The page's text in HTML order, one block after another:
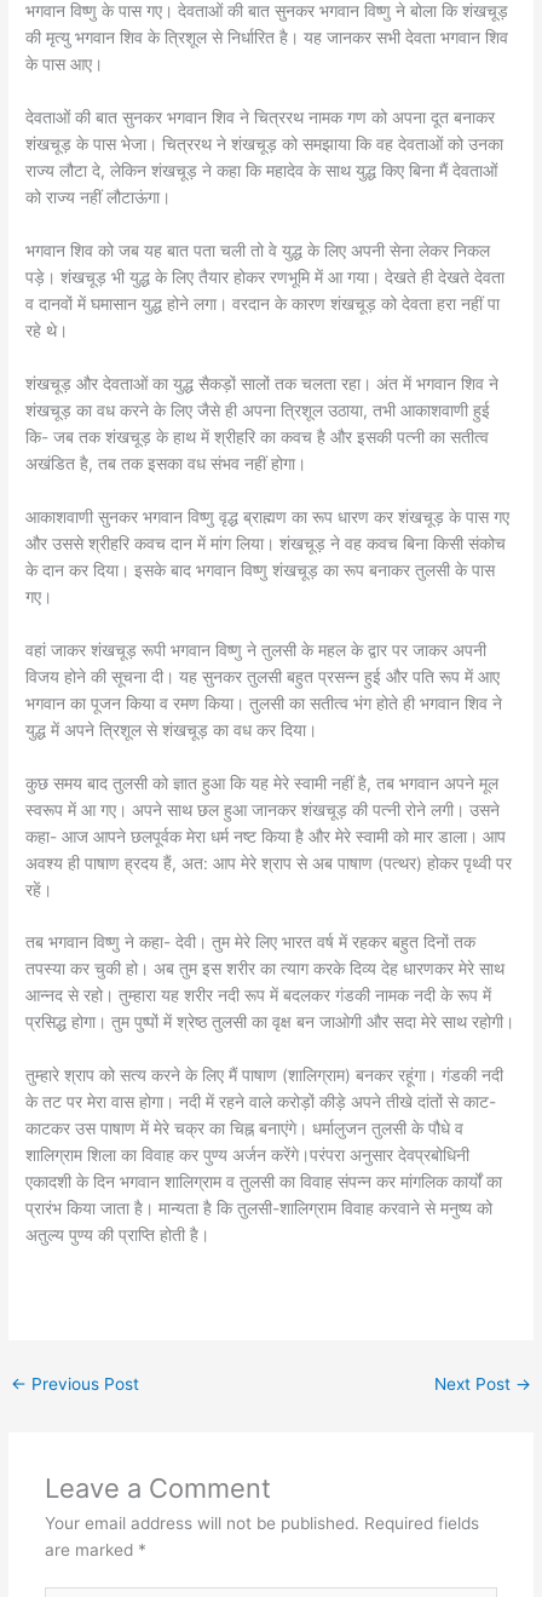
भगवान विष्णु के पास गए। देवताओं की बात सुनकर भगवान विष्णु ने बोला कि शंखचूड़
की मृत्यु भगवान शिव के त्रिशूल से निर्धारित है। यह जानकर सभी देवता भगवान शिव
के पास आए।
देवताओं की बात सुनकर भगवान शिव ने चित्ररथ नामक गण को अपना दूत बनाकर
शंखचूड़ के पास भेजा। चित्ररथ ने शंखचूड़ को समझाया कि वह देवताओं को उनका
राज्य लौटा दे, लेकिन शंखचूड़ ने कहा कि महादेव के साथ युद्ध किए बिना मैं देवताओं
को राज्य नहीं लौटाऊंगा।
भगवान शिव को जब यह बात पता चली तो वे युद्ध के लिए अपनी सेना लेकर निकल
पड़े। शंखचूड़ भी युद्ध के लिए तैयार होकर रणभूमि में आ गया। देखते ही देखते देवता
व दानवों में घमासान युद्ध होने लगा। वरदान के कारण शंखचूड़ को देवता हरा नहीं पा
रहे थे।
शंखचूड़ और देवताओं का युद्ध सैकड़ों सालों तक चलता रहा। अंत में भगवान शिव ने
शंखचूड़ का वध करने के लिए जैसे ही अपना त्रिशूल उठाया, तभी आकाशवाणी हुई
कि- जब तक शंखचूड़ के हाथ में श्रीहरि का कवच है और इसकी पत्नी का सतीत्व
अखंडित है, तब तक इसका वध संभव नहीं होगा।
आकाशवाणी सुनकर भगवान विष्णु वृद्ध ब्राह्मण का रूप धारण कर शंखचूड़ के पास गए
और उससे श्रीहरि कवच दान में मांग लिया। शंखचूड़ ने वह कवच बिना किसी संकोच
के दान कर दिया। इसके बाद भगवान विष्णु शंखचूड़ का रूप बनाकर तुलसी के पास
गए।
वहां जाकर शंखचूड़ रूपी भगवान विष्णु ने तुलसी के महल के द्वार पर जाकर अपनी
विजय होने की सूचना दी। यह सुनकर तुलसी बहुत प्रसन्न हुई और पति रूप में आए
भगवान का पूजन किया व रमण किया। तुलसी का सतीत्व भंग होते ही भगवान शिव ने
युद्ध में अपने त्रिशूल से शंखचूड़ का वध कर दिया।
कुछ समय बाद तुलसी को ज्ञात हुआ कि यह मेरे स्वामी नहीं है, तब भगवान अपने मूल
स्वरूप में आ गए। अपने साथ छल हुआ जानकर शंखचूड़ की पत्नी रोने लगी। उसने
कहा- आज आपने छलपूर्वक मेरा धर्म नष्ट किया है और मेरे स्वामी को मार डाला। आप
अवश्य ही पाषाण ह्रदय हैं, अत: आप मेरे श्राप से अब पाषाण (पत्थर) होकर पृथ्वी पर
रहें।
तब भगवान विष्णु ने कहा- देवी। तुम मेरे लिए भारत वर्ष में रहकर बहुत दिनों तक
तपस्या कर चुकी हो। अब तुम इस शरीर का त्याग करके दिव्य देह धारणकर मेरे साथ
आन्नद से रहो। तुम्हारा यह शरीर नदी रूप में बदलकर गंडकी नामक नदी के रूप में
प्रसिद्ध होगा। तुम पुष्पों में श्रेष्ठ तुलसी का वृक्ष बन जाओगी और सदा मेरे साथ रहोगी।
तुम्हारे श्राप को सत्य करने के लिए मैं पाषाण (शालिग्राम) बनकर रहूंगा। गंडकी नदी
के तट पर मेरा वास होगा। नदी में रहने वाले करोड़ों कीड़े अपने तीखे दांतों से काट-
काटकर उस पाषाण में मेरे चक्र का चिह्न बनाएंगे। धर्मालुजन तुलसी के पौधे व
शालिग्राम शिला का विवाह कर पुण्य अर्जन करेंगे।परंपरा अनुसार देवप्रबोधिनी
एकादशी के दिन भगवान शालिग्राम व तुलसी का विवाह संपन्न कर मांगलिक कार्यों का
प्रारंभ किया जाता है। मान्यता है कि तुलसी-शालिग्राम विवाह करवाने से मनुष्य को
अतुल्य पुण्य की प्राप्ति होती है।
← Previous Post Next Post →
Leave a Comment
Your email address will not be published. Required fields
are marked *